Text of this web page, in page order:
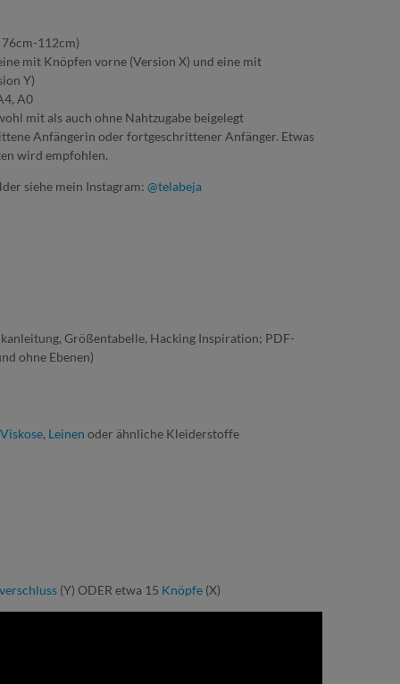
112cm)
mit Knöpfen vorne (Version X) und eine mit
Y)
A0
mit als auch ohne Nahtzugabe beigelegt
Anfängerin oder fortgeschrittener Anfänger. Etwas
wird empfohlen.
siehe mein Instagram: @telabeja
Größentabelle, Hacking Inspiration; PDF-
ohne Ebenen)
Viskose, Leinen oder ähnliche Kleiderstoffe
(Y) ODER etwa 15 Knöpfe (X)